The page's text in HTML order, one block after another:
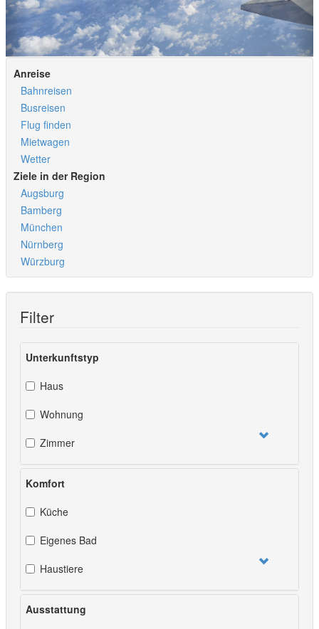
Anreise
Bahnreisen
Busreisen
Flug finden
Mietwagen
Wetter
Ziele in der Region
Augsburg
Bamberg
München
Nürnberg
Würzburg
Filter
Unterkunftstyp
Haus
Wohnung
Zimmer
Komfort
Küche
Eigenes Bad
Haustiere
Ausstattung